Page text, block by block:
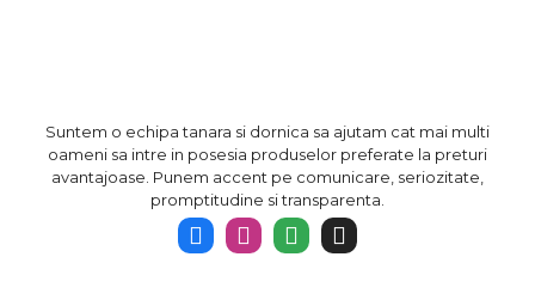
Suntem o echipa tanara si dornica sa ajutam cat mai multi
oameni sa intre in posesia produselor preferate la preturi
avantajoase. Punem accent pe comunicare, seriozitate,
promptitudine si transparenta.